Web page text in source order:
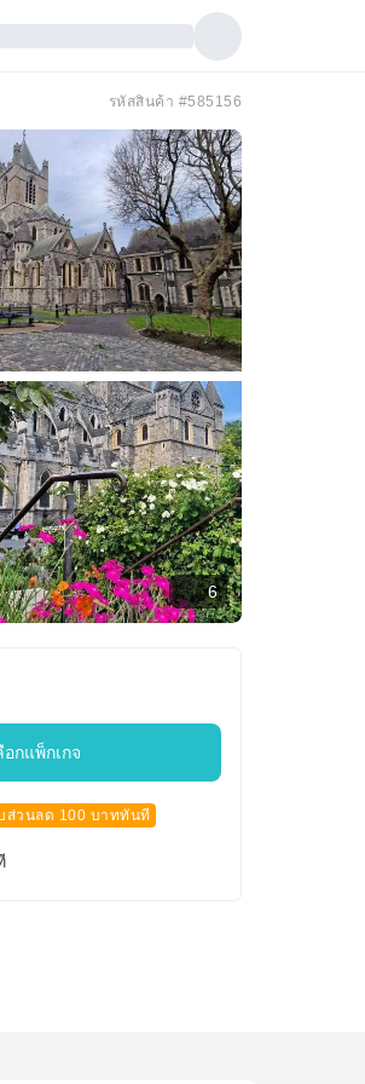
รหัสสินค้า #585156
6
อกแพ็กเกจ
ส่วนลด 100 บาททันที